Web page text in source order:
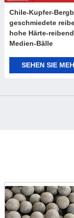
Chile-Kupfer-
geschmiedete
hohe Härte-
Medien-Bälle
SEHEN SIE